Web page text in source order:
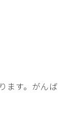
ます。がんば